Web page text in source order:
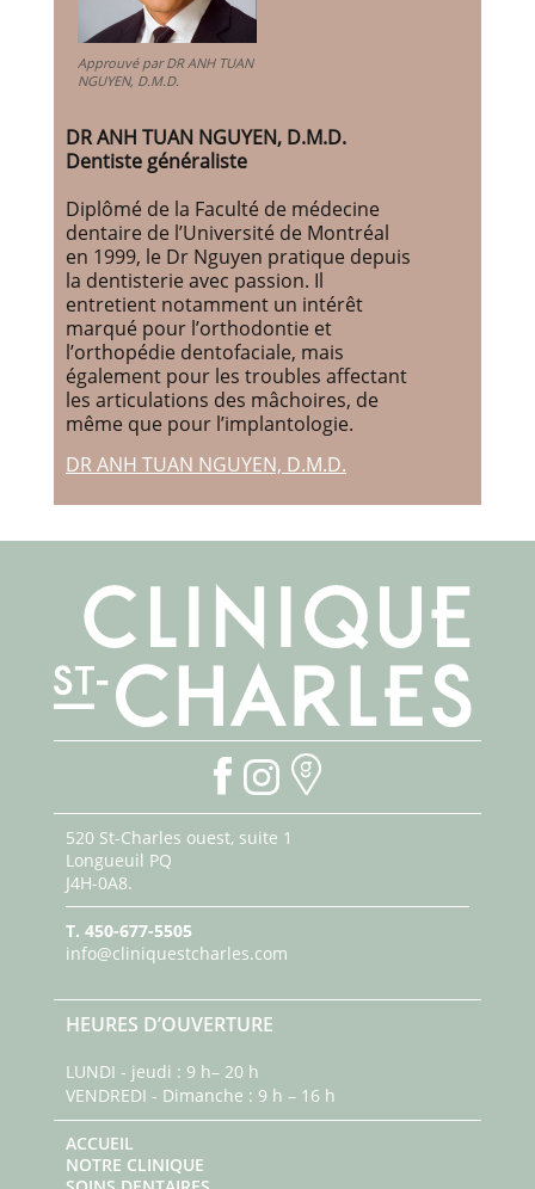
Approuvé par DR ANH TUAN
NGUYEN, D.M.D.
DR ANH TUAN NGUYEN, D.M.D.
Dentiste généraliste
Diplômé de la Faculté de médecine
dentaire de l’Université de Montréal
en 1999, le Dr Nguyen pratique depuis
la dentisterie avec passion. Il
entretient notamment un intérêt
marqué pour l’orthodontie et
l’orthopédie dentofaciale, mais
également pour les troubles affectant
les articulations des mâchoires, de
même que pour l’implantologie.
DR ANH TUAN NGUYEN, D.M.D.
520 St-Charles ouest, suite 1
Longueuil PQ
J4H-0A8.
T. 450-677-5505
info@cliniquestcharles.com
HEURES D’OUVERTURE
LUNDI - jeudi : 9 h– 20 h
VENDREDI - Dimanche : 9 h – 16 h
ACCUEIL
NOTRE CLINIQUE